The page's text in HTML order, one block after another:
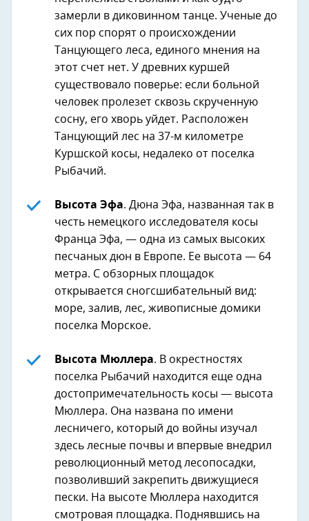
замерли в диковинном танце. Ученые до
сих пор спорят о происхождении
Танцующего леса, единого мнения на
этот счет нет. У древних куршей
существовало поверье: если больной
человек пролезет сквозь скрученную
сосну, его хворь уйдет. Расположен
Танцующий лес на 37-м километре
Куршской косы, недалеко от поселка
Рыбачий.
Высота Эфа. Дюна Эфа, названная так в
честь немецкого исследователя косы
Франца Эфа, — одна из самых высоких
песчаных дюн в Европе. Ее высота — 64
метра. С обзорных площадок
открывается сногсшибательный вид:
море, залив, лес, живописные домики
поселка Морское.
Высота Мюллера. В окрестностях
поселка Рыбачий находится еще одна
достопримечательность косы — высота
Мюллера. Она названа по имени
лесничего, который до войны изучал
здесь лесные почвы и впервые внедрил
революционный метод лесопосадки,
позволивший закрепить движущиеся
пески. На высоте Мюллера находится
смотровая площадка. Поднявшись на